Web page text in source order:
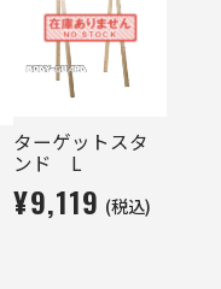
ターゲットスタ
ンド L
¥9,119 (税込)